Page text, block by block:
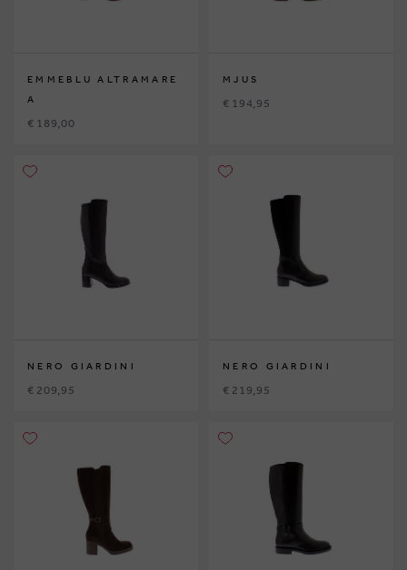
EMMEBLU ALTRAMARE
A
€ 189,00
MJUS
€ 194,95
NERO GIARDINI
€ 209,95
NERO GIARDINI
€ 219,95